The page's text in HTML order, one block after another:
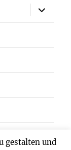
anzeigen
gestalten und